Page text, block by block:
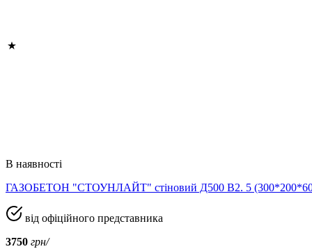
В наявності
ГАЗОБЕТОН "СТОУНЛАЙТ" стіновий Д500 В2. 5
від офіційного представника
3750 грн/